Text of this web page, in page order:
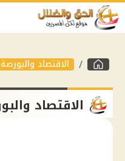
الاقتصاد والبورصة
الاقتصاد